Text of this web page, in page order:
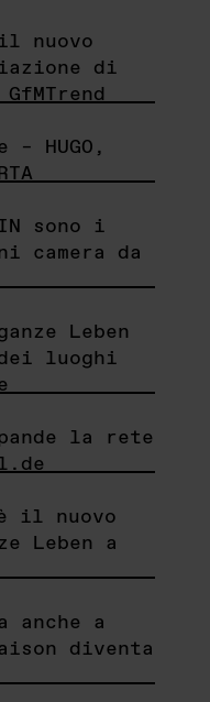
nuovo
di
– HUGO,
sono i
camera da
Leben
luoghi
la rete
il nuovo
Leben a
anche a
diventa